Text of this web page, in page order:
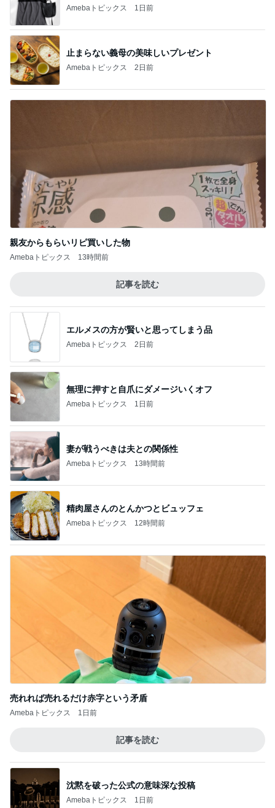
Amebaトピックス 1日前
止まらない義母の美味しいプレゼント
Amebaトピックス 2日前
親友からもらいリピ買いした物
Amebaトピックス 13時間前
記事を読む
エルメスの方が賢いと思ってしまう品
Amebaトピックス 2日前
無理に押すと自爪にダメージいくオフ
Amebaトピックス 1日前
妻が戦うべきは夫との関係性
Amebaトピックス 13時間前
精肉屋さんのとんかつとビュッフェ
Amebaトピックス 12時間前
売れれば売れるだけ赤字という矛盾
Amebaトピックス 1日前
記事を読む
沈黙を破った公式の意味深な投稿
Amebaトピックス 1日前